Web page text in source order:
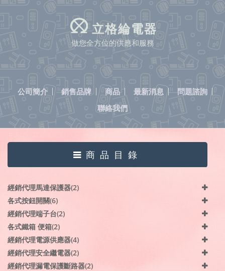
立格綸電器
做您全方位的供應和服務
公司簡介 銷售品牌 商品 最新消息
問題諮詢
聯絡我們
商品目錄
經銷代理馬達保護器(2)
各式按鈕開關(6)
經銷代理端子台(2)
各式鐵箱 便箱(2)
經銷代理電源供應器(4)
經銷代理安全繼電器(2)
經銷代理漏電保護斷路器(2)